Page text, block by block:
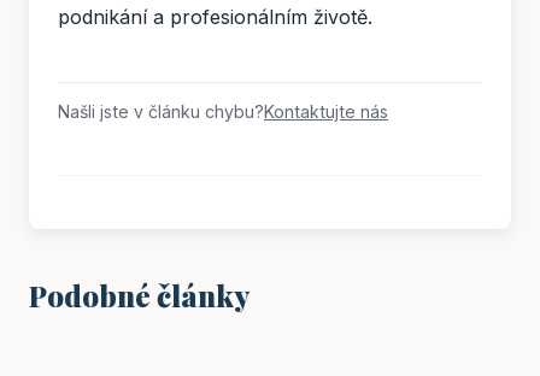
podnikání a profesionálním životě.
Našli jste v článku chybu?Kontaktujte nás
Podobné články